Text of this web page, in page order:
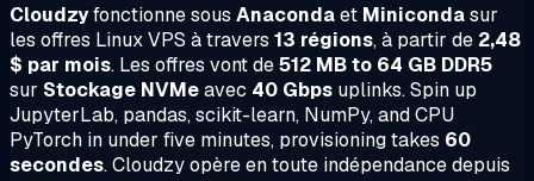
Cloudzyfonctionne sous Anacondaet Minicondasur
les offres Linux VPS à travers 13 régions, à partir de 2,48
$ par mois. Les offres vont de512 MB to 64 GB DDR5
sur Stockage NVMeavec 40 Gbps uplinks. Spin up
JupyterLab, pandas, scikit-learn, NumPy, and CPU
PyTorch in under five minutes, provisioning takes 60
secondes. Cloudzy opère en toute indépendance depuis